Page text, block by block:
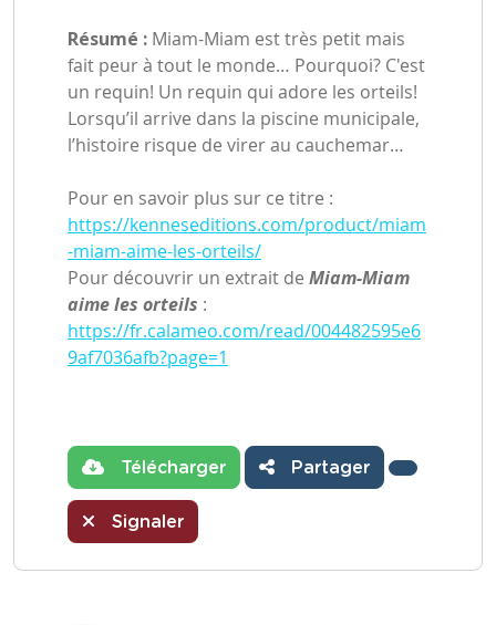
Résumé : Miam-Miam est très petit mais
fait peur à tout le monde… Pourquoi? C'est
un requin! Un requin qui adore les orteils!
Lorsqu’il arrive dans la piscine municipale,
l’histoire risque de virer au cauchemar…
Pour en savoir plus sur ce titre :
https://kenneseditions.com/product/miam
-miam-aime-les-orteils/
Pour découvrir un extrait de Miam-Miam
aime les orteils :
https://fr.calameo.com/read/004482595e6
9af7036afb?page=1
Télécharger Partager
Signaler